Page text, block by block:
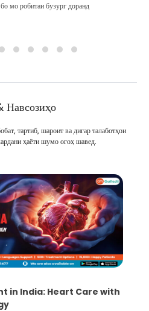
бо мо робитаи бузург доранд
Навсозиҳо
тартиб, шароит ва дигар талаботҳои
ҳаёти шумо огоҳ шавед.
in India: Heart Care with